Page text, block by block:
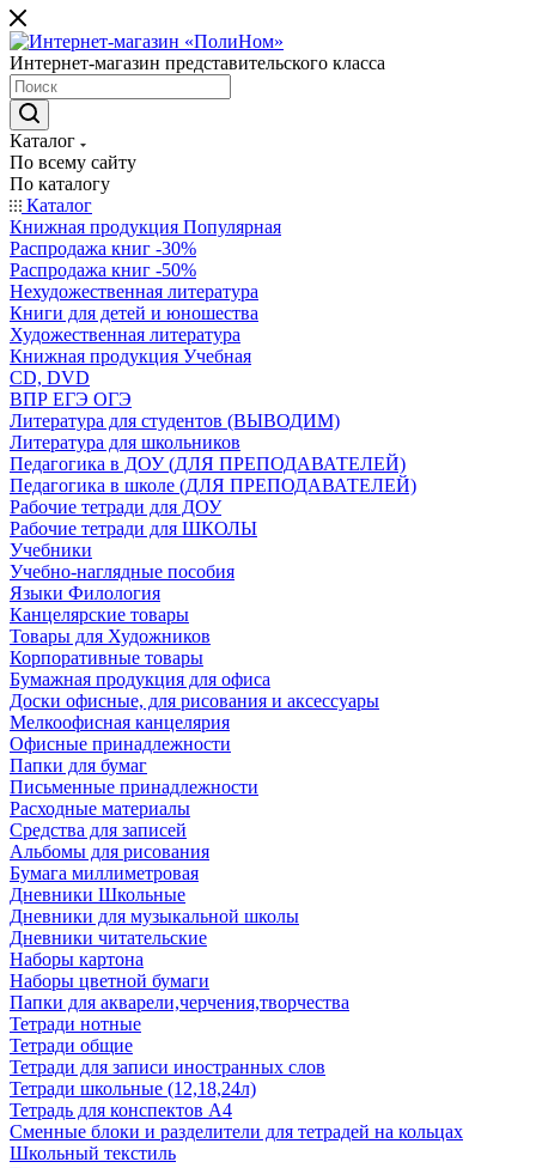
Интернет-магазин представительского класса
Каталог
По всему сайту
По каталогу
Каталог
Книжная продукция Популярная
Распродажа книг -30%
Распродажа книг -50%
Нехудожественная литература
Книги для детей и юношества
Художественная литература
Книжная продукция Учебная
CD, DVD
ВПР ЕГЭ ОГЭ
Литература для студентов (ВЫВОДИМ)
Литература для школьников
Педагогика в ДОУ (ДЛЯ ПРЕПОДАВАТЕЛЕЙ)
Педагогика в школе (ДЛЯ ПРЕПОДАВАТЕЛЕЙ)
Рабочие тетради для ДОУ
Рабочие тетради для ШКОЛЫ
Учебники
Учебно-наглядные пособия
Языки Филология
Канцелярские товары
Товары для Художников
Корпоративные товары
Бумажная продукция для офиса
Доски офисные, для рисования и аксессуары
Мелкоофисная канцелярия
Офисные принадлежности
Папки для бумаг
Письменные принадлежности
Расходные материалы
Средства для записей
Альбомы для рисования
Бумага миллиметровая
Дневники Школьные
Дневники для музыкальной школы
Дневники читательские
Наборы картона
Наборы цветной бумаги
Папки для акварели,черчения,творчества
Тетради нотные
Тетради общие
Тетради для записи иностранных слов
Тетради школьные (12,18,24л)
Тетрадь для конспектов А4
Сменные блоки и разделители для тетрадей на кольцах
Школьный текстиль